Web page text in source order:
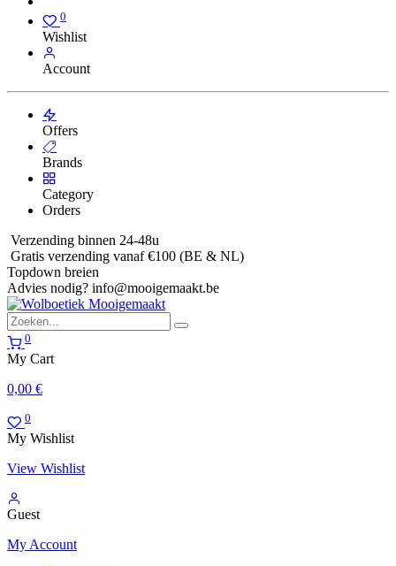
0
Wishlist
Account
Offers
Brands
Category
Orders
Verzending binnen 24-48u
Gratis verzending vanaf €100 (BE & NL)
Topdown breien
Advies nodig? info@mooigemaakt.be
0
My Cart
0,00 €
0
My Wishlist
View Wishlist
Guest
My Account